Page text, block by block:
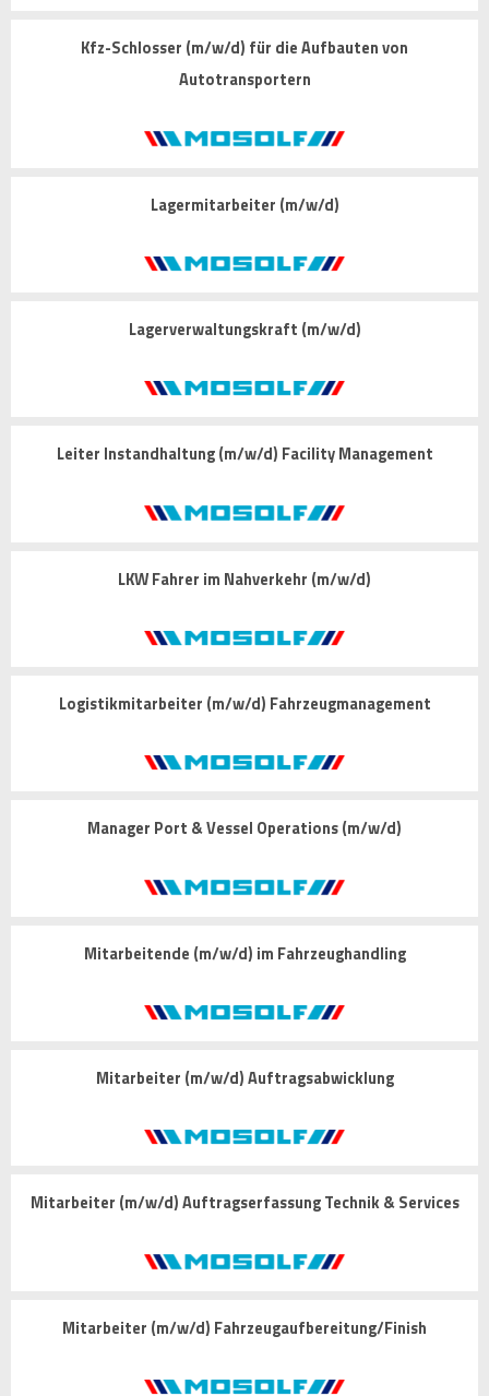
Kfz-Schlosser (m/w/d) für die Aufbauten von
Autotransportern
Lagermitarbeiter (m/w/d)
Lagerverwaltungskraft (m/w/d)
Leiter Instandhaltung (m/w/d) Facility Management
LKW Fahrer im Nahverkehr (m/w/d)
Logistikmitarbeiter (m/w/d) Fahrzeugmanagement
Manager Port & Vessel Operations (m/w/d)
Mitarbeitende (m/w/d) im Fahrzeughandling
Mitarbeiter (m/w/d) Auftragsabwicklung
Mitarbeiter (m/w/d) Auftragserfassung Technik & Services
Mitarbeiter (m/w/d) Fahrzeugaufbereitung/Finish